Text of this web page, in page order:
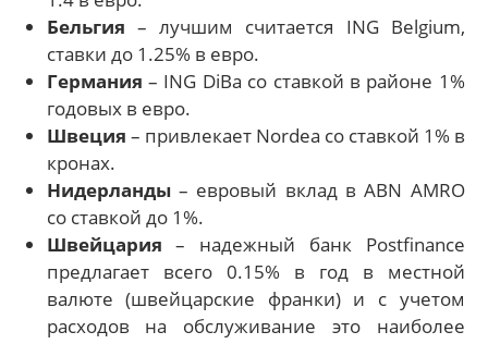
Бельгия – лучшим считается ING Belgium,
ставки до 1.25% в евро.
Германия – ING DiBa со ставкой в районе 1%
годовых в евро.
Швеция – привлекает Nordea со ставкой 1% в
кронах.
Нидерланды– евровый вклад в ABN AMRO
со ставкой до 1%.
Швейцария – надежный банк Postfinance
предлагает всего 0.15% в год в местной
валюте (швейцарские франки) и с учетом
расходов на обслуживание это наиболее